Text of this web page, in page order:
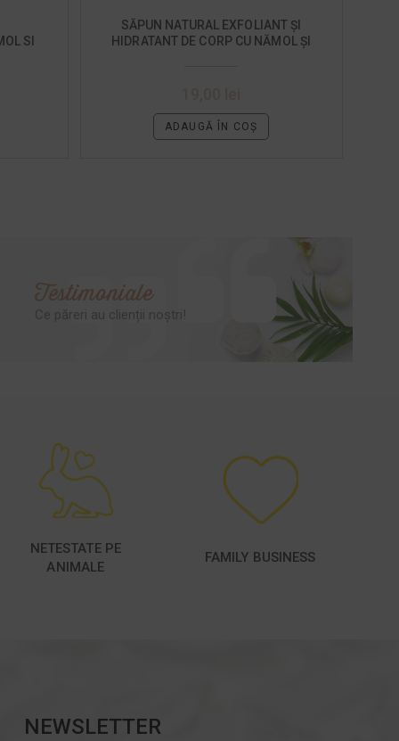
SI
SĂPUN NATURAL EXFOLIANT ȘI
HIDRATANT DE CORP CU NĂMOL ȘI
ADAUGĂ ÎN COȘ
Testimoniale
Ce păreri au clienții noștri!
NETESTATE PE
ANIMALE
FAMILY BUSINESS
NEWSLETTER